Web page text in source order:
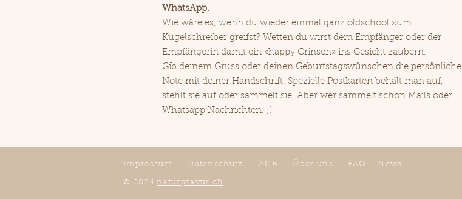
WhatsApp.
Wie wäre es, wenn du wieder einmal ganz oldschool zum
Kugelschreiber greifst? Wetten du wirst dem Empfänger oder der
Empfängerin damit ein «happy Grinsen» ins Gesicht zaubern.
Gib deinem Gruss oder deinen Geburtstagswünschen die persönliche
Note mit deiner Handschrift. Spezielle Postkarten behält man auf,
stehlt sie auf oder sammelt sie. Aber wer sammelt schon Mails oder
Whatsapp Nachrichten. ;)
Impressum Datenschutz AGB Über uns FAQ News
© 2024naturgravur.ch